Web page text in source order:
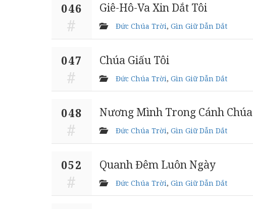
046 Giê-Hô-Va Xin Dắt Tôi
Đức Chúa Trời, Gìn Giữ Dẫn Dắt
047 Chúa Giấu Tôi
Đức Chúa Trời, Gìn Giữ Dẫn Dắt
048 Nương Mình Trong Cánh Chúa
Đức Chúa Trời, Gìn Giữ Dẫn Dắt
052 Quanh Đêm Luôn Ngày
Đức Chúa Trời, Gìn Giữ Dẫn Dắt